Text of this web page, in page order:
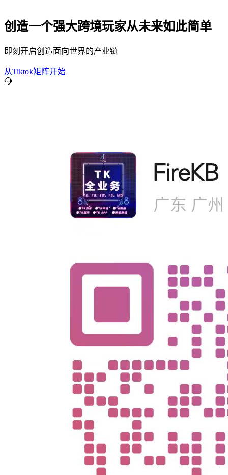
创造一个强大跨境玩家从未来如此简单
即刻开启创造面向世界的产业链
从Tiktok矩阵开始